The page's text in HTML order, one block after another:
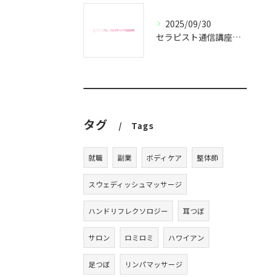
2025/09/30
セラピスト通信講座で副業成功の秘訣
タグ Tags
就職 副業 ボディケア 整体師
スウェディッシュマッサージ
ハンドリフレクソロジー 耳つぼ
サロン ロミロミ ハワイアン
足つぼ リンパマッサージ